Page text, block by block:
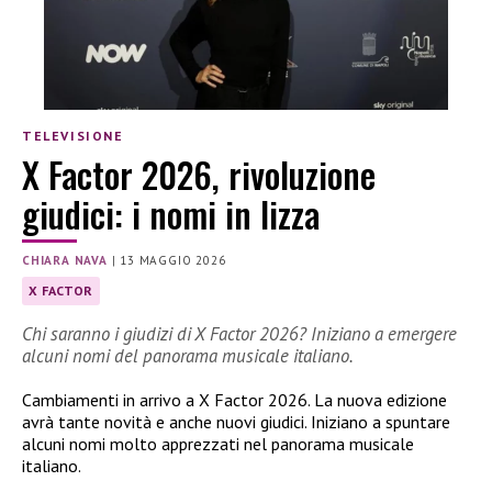
TELEVISIONE
X Factor 2026, rivoluzione
giudici: i nomi in lizza
CHIARA NAVA | 13 MAGGIO 2026
X FACTOR
Chi saranno i giudizi di X Factor 2026? Iniziano a emergere
alcuni nomi del panorama musicale italiano.
Cambiamenti in arrivo a X Factor 2026. La nuova edizione
avrà tante novità e anche nuovi giudici. Iniziano a spuntare
alcuni nomi molto apprezzati nel panorama musicale
italiano.